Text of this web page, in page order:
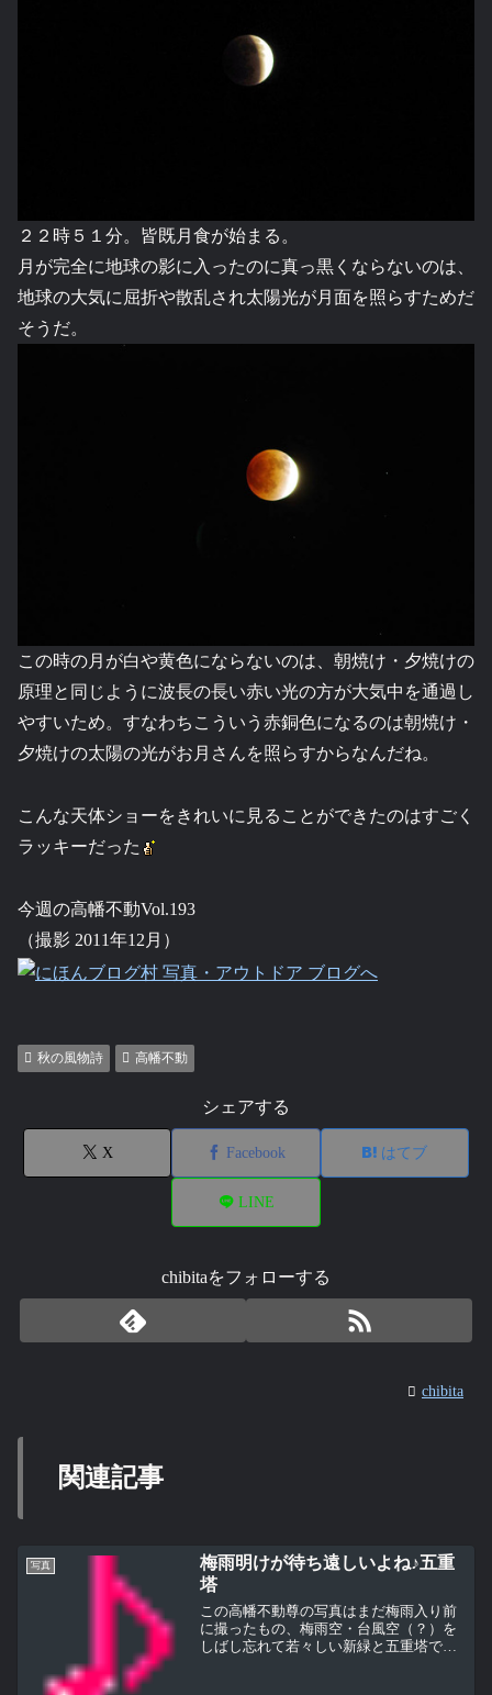
２２時５１分。皆既月食が始まる。
月が完全に地球の影に入ったのに真っ黒くならないのは、
地球の大気に屈折や散乱され太陽光が月面を照らすためだ
そうだ。
この時の月が白や黄色にならないのは、朝焼け・夕焼けの
原理と同じように波長の長い赤い光の方が大気中を通過し
やすいため。すなわちこういう赤銅色になるのは朝焼け・
夕焼けの太陽の光がお月さんを照らすからなんだね。
こんな天体ショーをきれいに見ることができたのはすごく
ラッキーだった
今週の高幡不動Vol.193
（撮影 2011年12月）
秋の風物詩 高幡不動
シェアする
X Facebook はてブ
LINE
chibitaをフォローする
chibita
関連記事
写真
梅雨明けが待ち遠しいよね♪五重
塔
この高幡不動尊の写真はまだ梅雨入り前
に撮ったもの、梅雨空・台風空（？）を
しばし忘れて若々しい新緑と五重塔で一